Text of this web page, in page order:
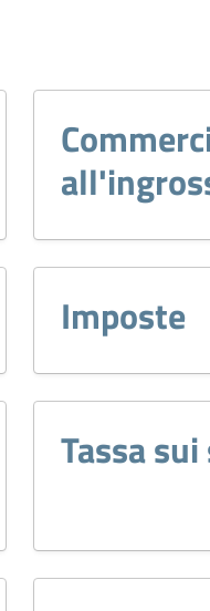
Imposte
Tassa